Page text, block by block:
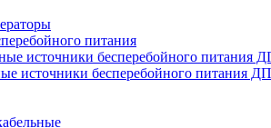
питания
источники бесперебойного питания
источники бесперебойного питания